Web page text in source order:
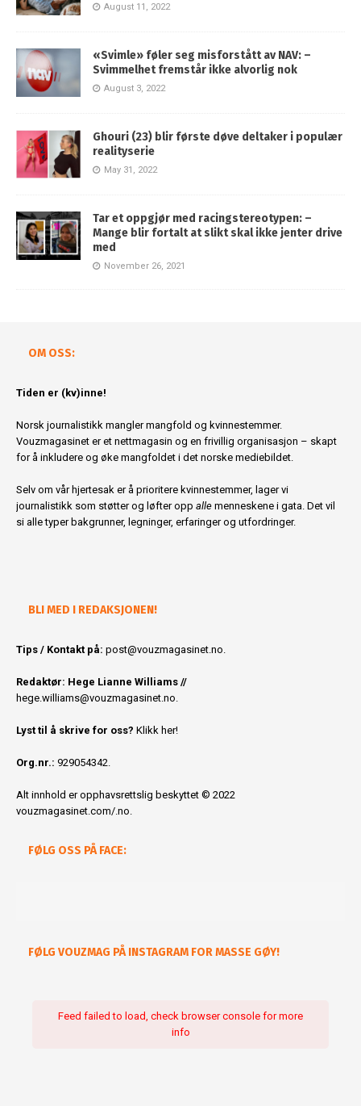
August 11, 2022
«Svimle» føler seg misforstått av NAV: –
Svimmelhet fremstår ikke alvorlig nok
August 3, 2022
Ghouri (23) blir første døve deltaker i populær
realityserie
May 31, 2022
Tar et oppgjør med racingstereotypen: –
Mange blir fortalt at slikt skal ikke jenter drive
med
November 26, 2021
OM OSS:
Tiden er (kv)inne!
Norsk journalistikk mangler mangfold og kvinnestemmer.
Vouzmagasinet er et nettmagasin og en frivillig organisasjon – skapt
for å inkludere og øke mangfoldet i det norske mediebildet.
Selv om vår hjertesak er å prioritere kvinnestemmer, lager vi
journalistikk som støtter og løfter opp alle menneskene i gata. Det vil
si alle typer bakgrunner, legninger, erfaringer og utfordringer.
BLI MED I REDAKSJONEN!
Tips / Kontakt på: post@vouzmagasinet.no.
Redaktør: Hege Lianne Williams //
hege.williams@vouzmagasinet.no.
Lyst til å skrive for oss? Klikk her!
Org.nr.: 929054342.
Alt innhold er opphavsrettslig beskyttet © 2022
vouzmagasinet.com/.no.
FØLG OSS PÅ FACE:
FØLG VOUZMAG PÅ INSTAGRAM FOR MASSE GØY!
Feed failed to load, check browser console for more
info